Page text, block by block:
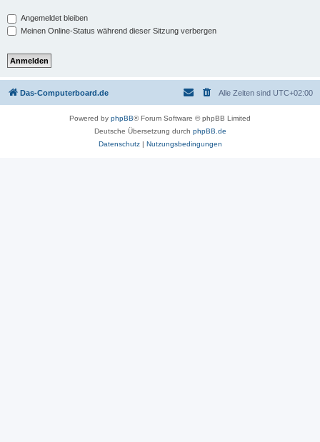
Angemeldet bleiben
Meinen Online-Status während dieser Sitzung verbergen
Das-Computerboard.de Alle Zeiten sind UTC+02:00
Powered by phpBB® Forum Software © phpBB Limited
Deutsche Übersetzung durch phpBB.de
Datenschutz| Nutzungsbedingungen